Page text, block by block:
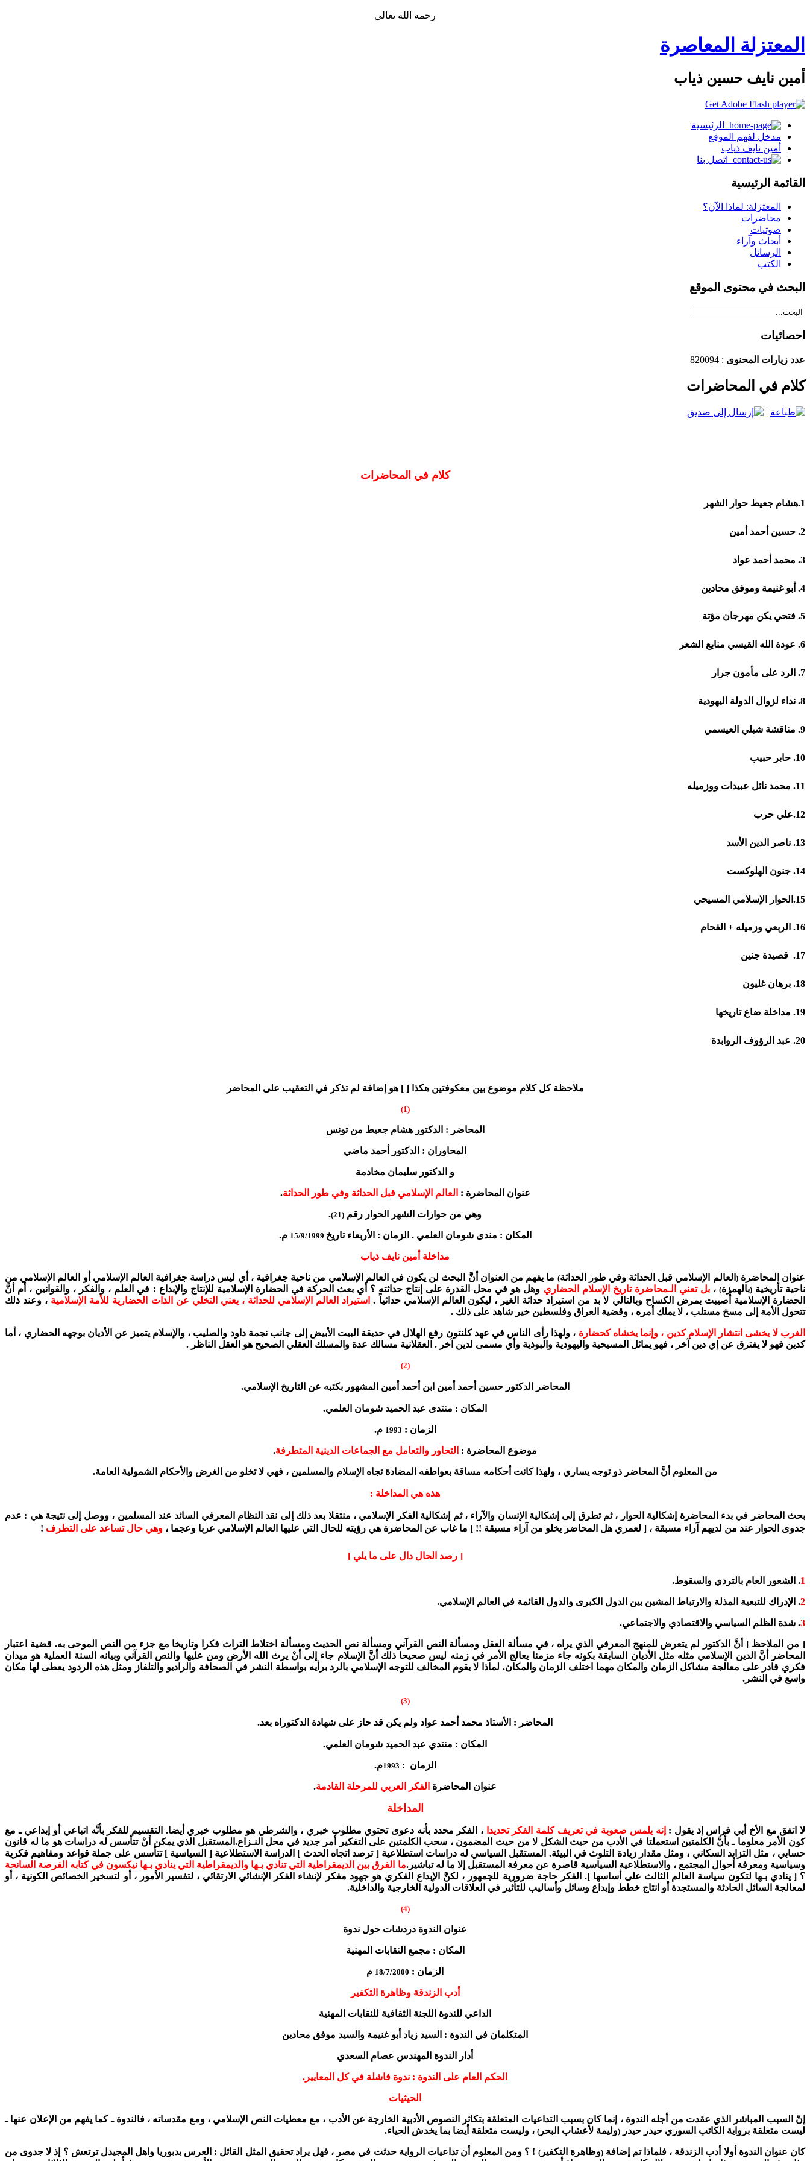
رحمه الله تعالى
المعتزلة المعاصرة
أمين نايف حسين ذياب
الرئيسية
مدخل لفهم الموقع
أمين نايف ذياب
اتصل بنا
القائمة الرئيسية
المعتزلة: لماذا الآن؟
محاضرات
صوتيات
أبحاث وآراء
الرسائل
الكتب
البحث في محتوى الموقع
احصائيات
عدد زيارات المحنوى : 820094
كلام في المحاضرات
|
كلام في المحاضرات
1.هشام جعيط حوار الشهر
2. حسين أحمد أمين
3. محمد أحمد عواد
4. أبو غنيمة وموفق محادين
5. فتحي يكن مهرجان مؤتة
6. عودة الله القيسي منابع الشعر
7. الرد على مأمون جرار
8. نداء لزوال الدولة اليهودية
9. مناقشة شبلي العيسمي
10. حابر حبيب
11. محمد نائل عبيدات ووزميله
12.علي حرب
13. ناصر الدين الأسد
14. جنون الهلوكست
15.الحوار الإسلامي المسيحي
16. الربعي وزميله + الفحام
17. قصيدة جنين
18. برهان غليون
19. مداخلة ضاع تاريخها
20. عبد الرؤوف الروابدة
ملاحظة كل كلام موضوع بين معكوفتين هكذا [ ] هو إضافة لم تذكر في التعقيب على المحاضر
(1)
المحاضر : الدكتور هشام جعيط من تونس
المحاوران : الدكتور أحمد ماضي
و الدكتور سليمان مخادمة
عنوان المحاضرة : العالم الإسلامي قبل الحداثة وفي طور الحداثة.
وهي من حوارات الشهر الحوار رقم (21)
.
المكان : مندى شومان العلمي . الزمان : الأربعاء تاريخ م.
مداخلة أمين نايف ذياب
عنوان المحاضرة( العالم الإسلامي قبل الحداثة وفي طور الحداثة) ما يفهم من العنوان أنَّ البحث لن يكون في العالم الإسلامي من ناحية جغرافية ، أي ليس دراسة جغرافية العالم الإسلامي أو العالم الإسلامي من
ناحية تأريخية(بالهمزة) ،بل تعني الـمحاضرة تاريخ الإسلام الحضاري وهل هو في محل القدرة على إنتاج حداثته ؟ أي بعث الحركة في الحضارة الإسلامية للإنتاج والإبداع : في العلم ، والفكر ، والقوانين ، أم أنَّ
الحضارة الإسلامية أُصيبت بمرض الكساح وبالتالي لا بد من استيراد حداثة الغير ، ليكون العالم الإسلامي حداثياً .استيراد العالم الإسلامي للحداثة ، يعني التخلي عن الذات الحضارية للأمة الإسلامية ، وعند ذلك
تتحول الأمة إلى مسخ مستلب ، لا يملك أمره ، وقضية العراق وفلسطين خير شاهد على ذلك .
الغرب لا يخشى انتشار الإسلام كدين ، وإنما يخشاه كحضارة ، ولهذا رأى الناس في عهد كلنتون رفع الهلال في حديقة البيت الأبيض إلى جانب نجمة داود والصليب ، والإسلام يتميز عن الأديان بوجهه الحضاري ، أما
كدين فهو لا يفترق عن إي دين آخر ، فهو يماثل المسيحية واليهودية والبوذية وأي مسمى لدين آخر . العقلانية مسالك عدة والمسلك العقلي الصحيح هو العقل الناظر .
(2)
المحاضر الدكتور حسين أحمد أمين ابن أحمد أمين المشهور بكتبه عن التاريخ الإسلامي.
المكان : منتدى عبد الحميد شومان العلمي.
الزمان : 1993 م.
موضوع المحاضرة : التحاور والتعامل مع الجماعات الدينية المتطرفة.
من المعلوم أنَّ المحاضر ذو توجه يساري ، ولهذا كانت أحكامه مساقة بعواطفه المضادة تجاه الإسلام والمسلمين ، فهي لا تخلو من الغرض والأحكام الشمولية العامة.
هذه هي المداخلة :
بحث المحاضر في بدء المحاضرة إشكالية الحوار ، ثم تطرق إلى إشكالية الإنسان والآراء ، ثم إشكالية الفكر الإسلامي ، منتقلا بعد ذلك إلى نقد النظام المعرفي السائد عند المسلمين ، ووصل إلى نتيجة هي : عدم
جدوى الحوار عند من لديهم آراء مسبقة ، [ لعمري هل المحاضر يخلو من آراء مسبقة !! ] ما غاب عن المحاضرة هي رؤيته للحال التي عليها العالم الإسلامي عربا وعجما ، وهي حال تساعد على التطرف !
[ رصد الحال دال على ما يلي ]
1. الشعور العام بالتردي والسقوط.
2. الإدراك للتبعية المذلة والارتباط المشين بين الدول الكبرى والدول القائمة في العالم الإسلامي.
3. شدة الظلم السياسي والاقتصادي والاجتماعي.
[ من الملاحظ ] أنَّ الدكتور لم يتعرض للمنهج المعرفي الذي يراه ، في مسألة العقل ومسألة النص القرآني ومسألة نص الحديث ومسألة اختلاط التراث فكرا وتاريخا مع جزء من النص الموحى به. قضية اعتبار
المحاضر أنَّ الدين الإسلامي مثله مثل الأديان السابقة بكونه جاء مزمنا يعالج الأمر في زمنه ليس صحيحا ذلك أنَّ الإسلام جاء إلى أنْ يرث الله الأرض ومن عليها والنص القرآني وبيانه السنة العملية هو ميدان
فكري قادر على معالجة مشاكل الزمان والمكان مهما اختلف الزمان والمكان. لماذا لا يقوم المخالف للتوجه الإسلامي بالرد برأيه بواسطة النشر في الصحافة والراديو والتلفاز ومثل هذه الردود يعطى لها مكان
واسع في النشر.
(3)
المحاضر : الأستاذ محمد أحمد عواد ولم يكن قد حاز على شهادة الدكتوراه بعد.
المكان : منتدي عبد الحميد شومان العلمي.
الزمان : 1993م.
عنوان المحاضرة الفكر العربي للمرحلة القادمة.
المداخلة
لا اتفق مع الأخ أبي فراس إذ يقول : إنه يلمس صعوبة في تعريف كلمة الفكر تحديدا، الفكر محدد بأنه دعوى تحتوي مطلوب خبري ، والشرطي هو مطلوب خبري أيضا. التقسيم للفكر بأنَّه اتباعي أو إبداعي ـ مع
كون الأمر معلوما ـ بأنَّ الكلمتين استعملتا في الأدب من حيث الشكل لا من حيث المضمون ، سحب الكلمتين على التفكير أمر جديد في محل النـزاع. المستقبل الذي يمكن أنْ تتأسس له دراسات هو ما له قانون
حسابي ، مثل التزايد السكاني ، ومثل مقدار زيادة التلوث في البيئة. المستقبل السياسي له دراسات استطلاعية [ ترصد اتجاه الحدث ] الدراسة الاستطلاعية [ السياسية ] تتأسس على جملة قواعد ومفاهيم فكرية
وسياسية ومعرفة أحوال المجتمع ، والاستطلاعية السياسية قاصرة عن معرفة المستقبل إلا ما له تباشير.ما الفرق بين الديمقراطية التي تنادي بـها والديمقراطية التي ينادي بـها نيكسون في كتابه الفرصة السانحة
؟ [ ينادي بـها لتكون سياسة العالم الثالث على أساسها ]. الفكر حاجة ضرورية للجمهور ، لكنَّ الإبداع الفكري هو جهود مفكر لإنشاء الفكر الإنشائي الارتقائي ، لتفسير الأمور ، أو لتسخير الخصائص الكونية ، أو
لمعالجة السائل الحادثة والمستجدة أو انتاج خطط وإبداع وسائل وأساليب للتأثير في العلاقات الدولية الخارجية والداخلية.
(4)
عنوان الندوة دردشات حول ندوة
المكان : مجمع النقابات المهنية
الزمان : 18/7/2000 م
أدب الزندقة وظاهرة التكفير
الداعي للندوة اللجنة الثقافية للنقابات المهنية
المتكلمان في الندوة : السيد زياد أبو غنيمة والسيد موفق محادين
أدار الندوة المهندس عصام السعدي
الحكم العام على الندوة : ندوة فاشلة في كل المعايير.
الحيثيات
إنّ السبب المباشر الذي عقدت من أجله الندوة ، إنما كان بسبب التداعيات المتعلقة بتكاثر النصوص الأدبية الخارجة عن الأدب ، مع معطيات النص الإسلامي ، ومع مقدساته ، فالندوة ـ كما يفهم من الإعلان عنها ـ
ليست متعلقة برواية الكاتب السوري حيدر حيدر (وليمة لأعشاب البحر ) ، وليست متعلقة أيضا بما يخدش الحياء.
كان عنوان الندوة أولا أدب الزندقة ، فلماذا تم إضافة(وظاهرة التكفير) ! ؟ ومن المعلوم أن تداعيات الرواية حدثت في مصر ، فهل يراد تحقيق المثل القائل : العرس بدبوريا واهل المجيدل ترتعش ؟ إذ لا جدوى من